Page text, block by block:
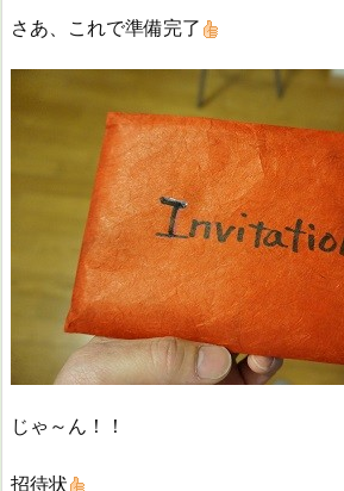
さあ、これで準備完了
じゃ～ん！！
招待状